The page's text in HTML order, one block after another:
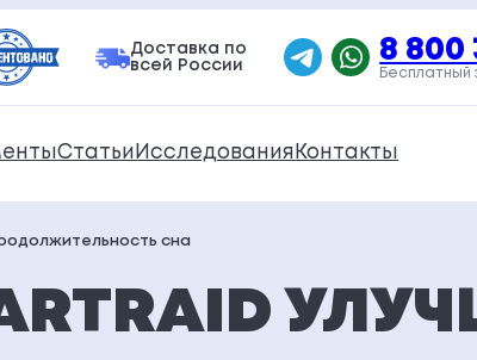
Доставка по
всей России
8 800
Бесплатный
Статьи Исследования Контакты
сна